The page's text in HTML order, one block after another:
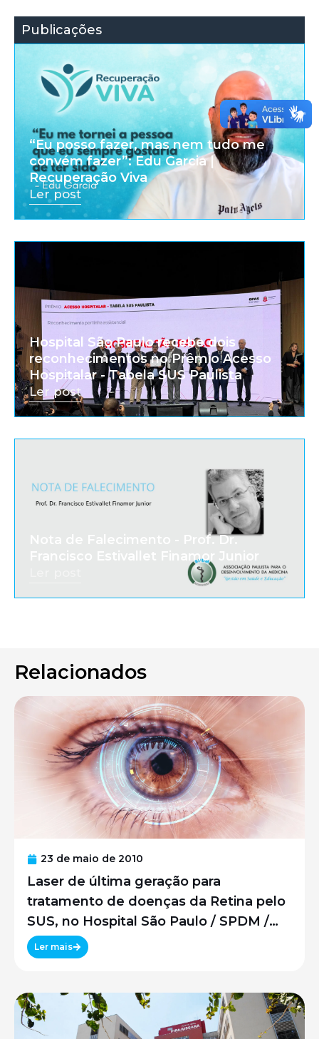
Publicações
“Eu posso fazer, mas nem tudo me
convém fazer”: Edu Garcia |
Recuperação Viva
Ler post
Hospital São Paulo recebe dois
reconhecimentos no Prêmio Acesso
Hospitalar - Tabela SUS Paulista
Ler post
Nota de Falecimento - Prof. Dr.
Francisco Estivallet Finamor Junior
Relacionados
23 de maio de 2010
Laser de última geração para
tratamento de doenças da Retina pelo
SUS, no Hospital São Paulo / SPDM /
UNIFESP
Ler mais